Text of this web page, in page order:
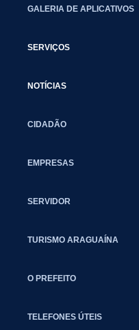
GALERIA DE APLICATIVOS
SERVIÇOS
NOTÍCIAS
CIDADÃO
EMPRESAS
SERVIDOR
TURISMO ARAGUAÍNA
O PREFEITO
TELEFONES ÚTEIS